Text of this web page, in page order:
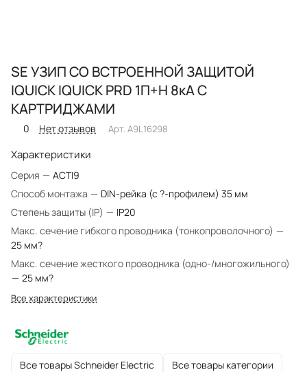
SE УЗИП СО ВСТРОЕННОЙ ЗАЩИТОЙ
IQUICK IQUICK PRD 1П+Н 8кА С
КАРТРИДЖАМИ
0 Нет отзывов Арт. A9L16298
Характеристики
Серия — ACTI9
Способ монтажа — DIN-рейка (с ?-профилем) 35 мм
Степень защиты (IP) — IP20
Макс. сечение гибкого проводника (тонкопроволочного) —
25 мм?
Макс. сечение жесткого проводника (одно-/многожильного)
— 25 мм?
Все характеристики
Все товары Schneider Electric Все товары категории